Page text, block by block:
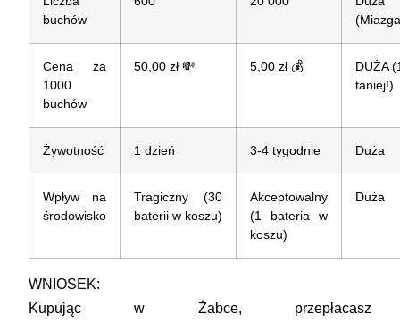
buchów
Cena za
1000
buchów
50,00 zł 💸 5,00 zł 💰
DUŻA
taniej!)
Żywotność 1 dzień 3-4 tygodnie Duża
Wpływ na
środowisko
Tragiczny (30
baterii w koszu)
Akceptowalny
(1 bateria w
koszu)
Duża
WNIOSEK:
Kupując w Żabce, przepłacasz